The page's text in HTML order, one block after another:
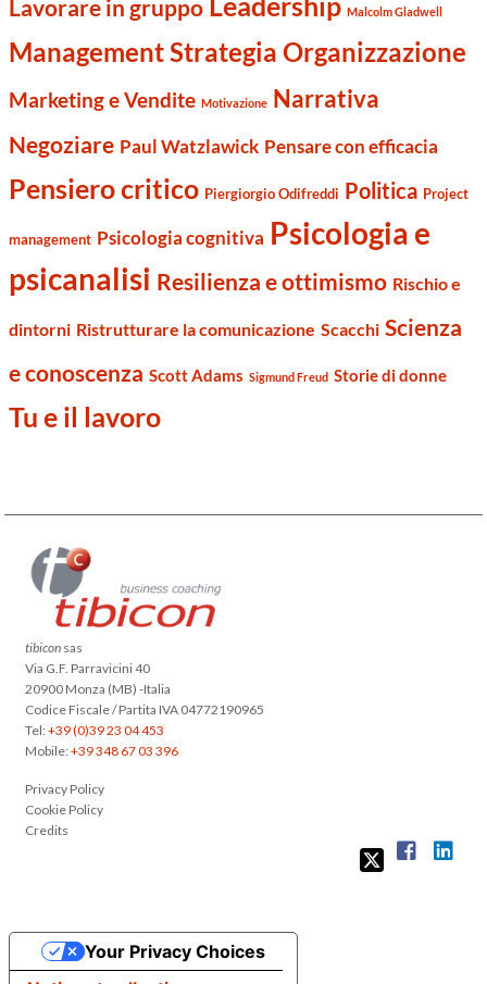
Lavorare in gruppo Malcolm Gladwell
Management Strategia Organizzazione
Marketing e Vendite Motivazione Narrativa
Negoziare Paul Watzlawick Pensare con efficacia
Pensiero critico Piergiorgio Odifreddi Politica Project
management Psicologia cognitiva Psicologia e
psicanalisi Resilienza e ottimismo Rischio e
dintorni Ristrutturare la comunicazione Scacchi Scienza
e conoscenza Scott Adams Sigmund Freud Storie di donne
Tu e il lavoro
tibicon sas
Via G.F. Parravicini 40
20900 Monza (MB) -Italia
Codice Fiscale / Partita IVA 04772190965
Tel:+39 (0)39 23 04 453
Mobile:+39 348 67 03 396
Privacy Policy
Cookie Policy
Credits
Your Privacy Choices